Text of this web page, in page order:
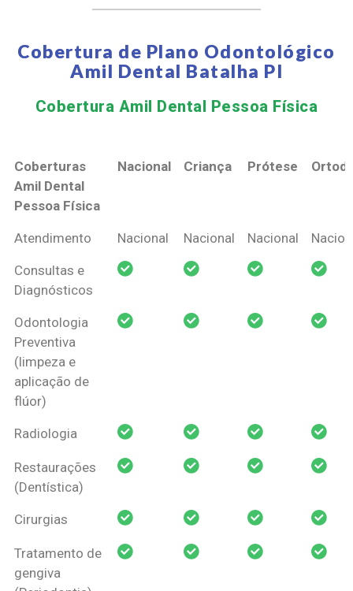
Cobertura de Plano Odontológico
Amil Dental Batalha PI
Cobertura Amil Dental Pessoa Física​
Coberturas
Amil Dental
Pessoa Física
Nacional Criança Prótese
Coberturas
Pessoa Física
Nacional Criança Prótese
Atendimento Nacional Nacional Nacional
Consultas e
Diagnósticos
Odontologia
Preventiva
(limpeza e
aplicação de
flúor)
Radiologia
Restaurações
(Dentística)
Cirurgias
Tratamento de
gengiva